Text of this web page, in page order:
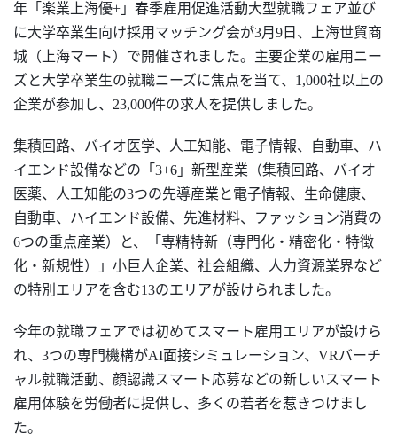
年「楽業上海優+」春季雇用促進活動大型就職フェア並び
に大学卒業生向け採用マッチング会が3月 9日、上海世貿商
城（上海マート）で開催されました。主要企業の雇用ニー
ズと大学卒業生の就職ニーズに焦点を当て、1,000社以上の
企業が参加し、23,000件の求人を提供しました。
集積回路、バイオ医学、人工知能、電子情報、自動車、ハ
イエンド設備などの「 3+6」新型産業（集積回路、バイオ
医薬、人工知能の3つの先導産業と電子情報、生命健康、
自動車、ハイエンド設備、先進材料、ファッション消費の
6つの重点産業）と、「専精特新（専門化・精密化・特徴
化・新規性）」小巨人企業、社会組織、人力資源業界など
の特別エリアを含む13のエリアが設けられました。
今年の就職フェアでは初めてスマート雇用エリアが設けら
れ、 3つの専門機構がAI面接シミュレーション、VRバーチ
ャル就職活動、顔認識スマート応募などの新しいスマート
雇用体験を労働者に提供し、多くの若者を惹きつけまし
た。